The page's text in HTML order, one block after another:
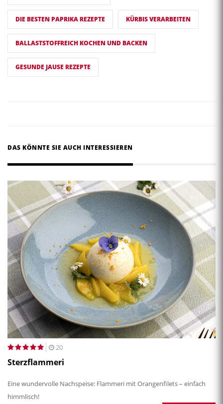
DIE BESTEN PAPRIKA REZEPTE KÜRBIS VERARBEITEN
BALLASTSTOFFREICH KOCHEN UND BACKEN
GESUNDE JAUSE REZEPTE
DAS KÖNNTE SIE AUCH INTERESSIEREN
20
Sterzflammeri
Eine wundervolle Nachspeise: Flammeri mit Orangenfilets – einfach
himmlisch!